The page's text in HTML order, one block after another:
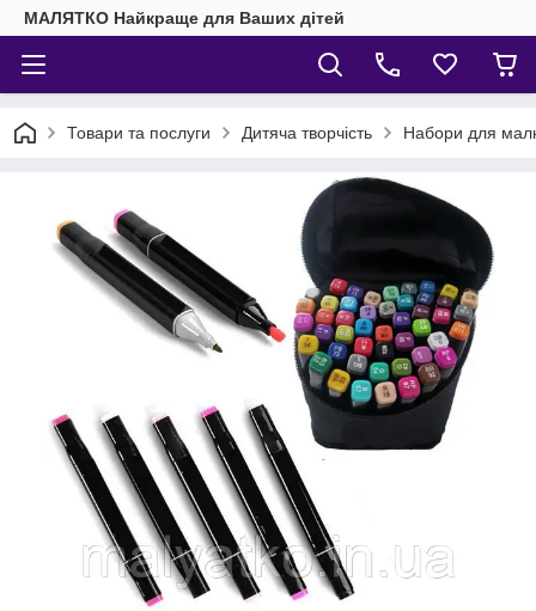
МАЛЯТКО Найкраще для Ваших дітей
Товари та послуги Дитяча творчість Набори для